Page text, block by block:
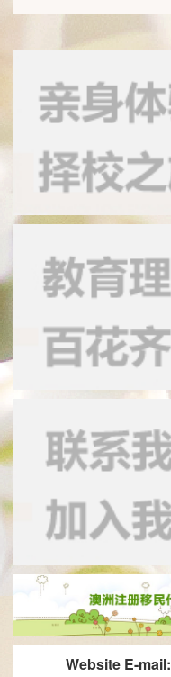
Website E-mail: